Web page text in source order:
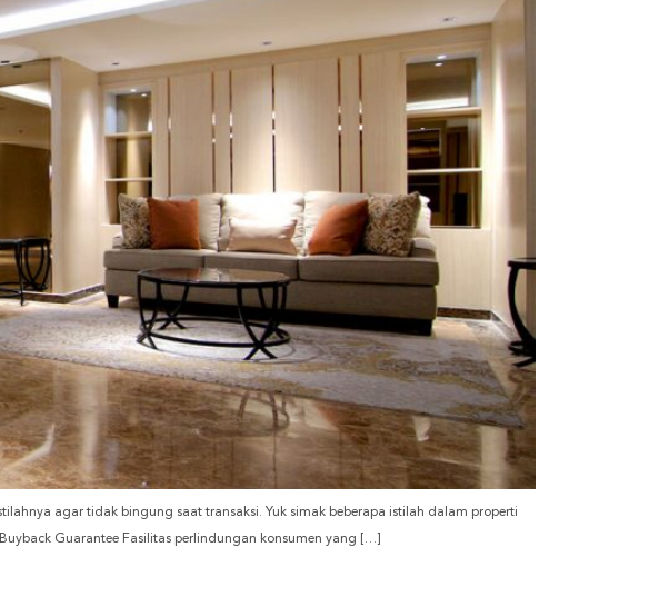
agar tidak bingung saat transaksi. Yuk simak beberapa istilah dalam properti
Guarantee Fasilitas perlindungan konsumen yang […]